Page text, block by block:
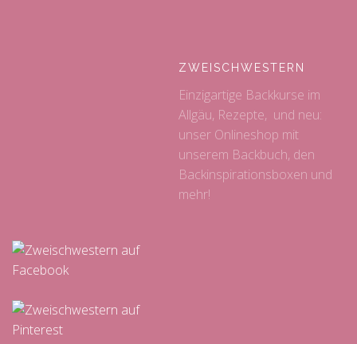
ZWEISCHWESTERN
Einzigartige Backkurse im
Allgäu, Rezepte, und neu:
unser Onlineshop mit
unserem Backbuch, den
Backinspirationsboxen und
mehr!